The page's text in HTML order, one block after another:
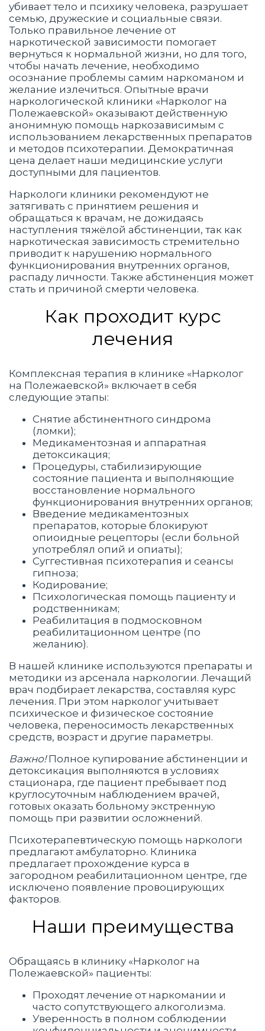
убивает тело и психику человека, разрушает
семью, дружеские и социальные связи.
Только правильное лечение от
наркотической зависимости помогает
вернуться к нормальной жизни, но для того,
чтобы начать лечение, необходимо
осознание проблемы самим наркоманом и
желание излечиться. Опытные врачи
наркологической клиники «Нарколог на
Полежаевской» оказывают действенную
анонимную помощь наркозависимым с
использованием лекарственных препаратов
и методов психотерапии. Демократичная
цена делает наши медицинские услуги
доступными для пациентов.
Наркологи клиники рекомендуют не
затягивать с принятием решения и
обращаться к врачам, не дожидаясь
наступления тяжёлой абстиненции, так как
наркотическая зависимость стремительно
приводит к нарушению нормального
функционирования внутренних органов,
распаду личности. Также абстиненция может
стать и причиной смерти человека.
Как проходит курс
лечения
Комплексная терапия в клинике «Нарколог
на Полежаевской» включает в себя
следующие этапы:
Снятие абстинентного синдрома
(ломки);
Медикаментозная и аппаратная
детоксикация;
Процедуры, стабилизирующие
состояние пациента и выполняющие
восстановление нормального
функционирования внутренних органов;
Введение медикаментозных
препаратов, которые блокируют
опиоидные рецепторы (если больной
употреблял опий и опиаты);
Суггестивная психотерапия и сеансы
гипноза;
Кодирование;
Психологическая помощь пациенту и
родственникам;
Реабилитация в подмосковном
реабилитационном центре (по
желанию).
В нашей клинике используются препараты и
методики из арсенала наркологии. Лечащий
врач подбирает лекарства, составляя курс
лечения. При этом нарколог учитывает
психическое и физическое состояние
человека, переносимость лекарственных
средств, возраст и другие параметры.
Важно!Полное купирование абстиненции и
детоксикация выполняются в условиях
стационара, где пациент пребывает под
круглосуточным наблюдением врачей,
готовых оказать больному экстренную
помощь при развитии осложнений.
Психотерапевтическую помощь наркологи
предлагают амбулаторно. Клиника
предлагает прохождение курса в
загородном реабилитационном центре, где
исключено появление провоцирующих
факторов.
Наши преимущества
Обращаясь в клинику «Нарколог на
Полежаевской» пациенты:
Проходят лечение от наркомании и
часто сопутствующего алкоголизма.
Уверенность в полном соблюдении